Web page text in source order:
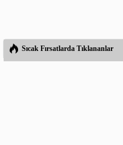
Sıcak Fırsatlarda Tıklananlar